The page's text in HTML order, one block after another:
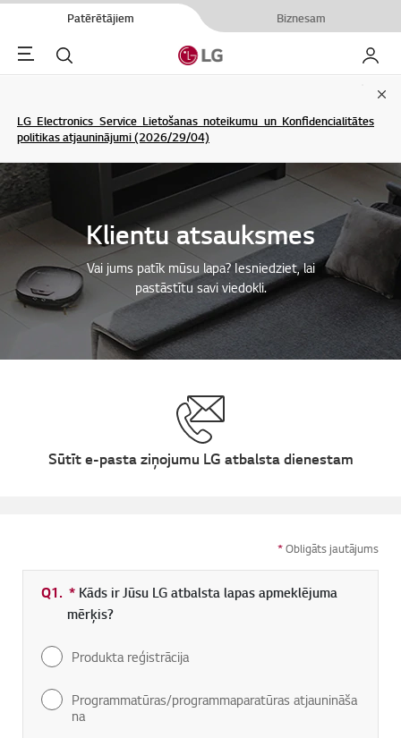
Patērētājiem Biznesam
Menu Meklēt Mans
LG Electronics Service Lietošanas noteikumu un Konfidencialitātes
politikas atjauninājumi (2026/29/04)
Klientu atsauksmes
Vai jums patīk mūsu lapa? Iesniedziet, lai
pastāstītu savi viedokli.
Sūtīt e-pasta ziņojumu LG atbalsta dienestam
*Obligāts jautājums
Q1. * Obligāti aizpildāms lauks
Kāds ir Jūsu LG atbalsta lapas apmeklējuma
mērķis?
Produkta reģistrācija
Programmatūras/programmaparatūras atjaunināša
na